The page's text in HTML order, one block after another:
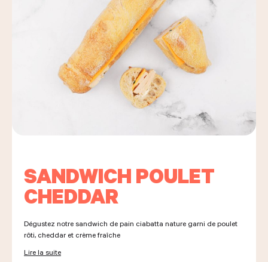
NOS BOULANGERIES
LA MAISON D'ÉRIC KAYSER
ÉVÈNEMENTS & ENTREPRISES
ACTUALITÉS
SANDWICH POULET
CHEDDAR
Dégustez notre sandwich de pain ciabatta nature garni de poulet
rôti, cheddar et crème fraîche
Lire la suite